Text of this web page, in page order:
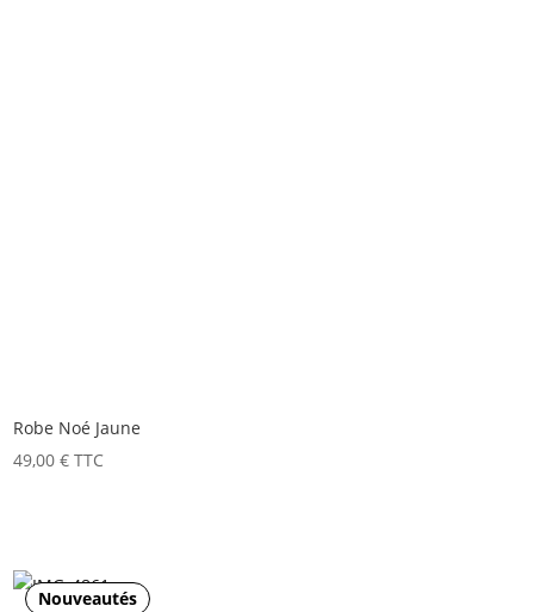
Robe Noé Jaune
49,00€ TTC
Nouveautés